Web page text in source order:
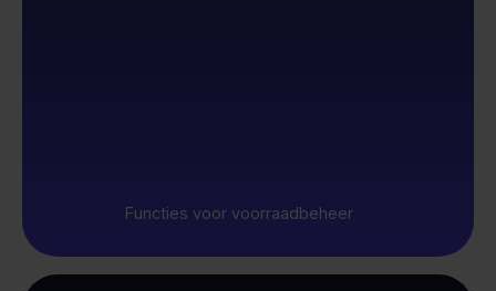
Functies voor voorraadbeheer